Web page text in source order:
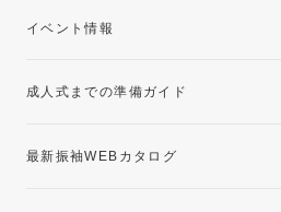
卒業袴レンタルプラン
イベント情報
成人式までの準備ガイド
最新振袖WEBカタログ